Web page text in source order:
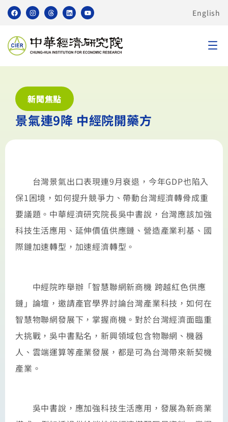
English
新聞焦點
景氣連9降 中經院開藥方
台灣景氣出口表現連9月衰退，今年GDP也陷入
保1困境，如何提升競爭力、帶動台灣經濟轉骨成重
要議題。中華經濟研究院長吳中書說，台灣應該加強
科技生活應用、延伸價值供應鏈、營造產業利基、國
際鏈加速轉型，加速經濟轉型。
中經院昨舉辦「智慧聯網新商機 跨越紅色供應
鏈」論壇，邀請產官學界討論台灣產業科技，如何在
智慧物聯網發展下，掌握商機。對於台灣經濟面臨重
大挑戰，吳中書點名，新興領域包含物聯網、機器
人、雲端運算等產業發展，都是可為台灣帶來新契機
產業。
吳中書說，應加強科技生活應用，發展為新商業